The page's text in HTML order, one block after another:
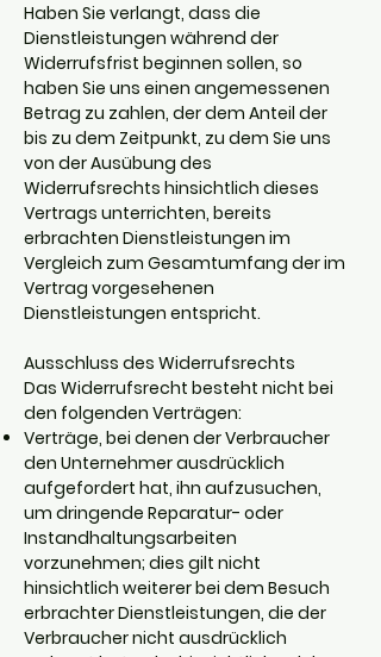
Haben Sie verlangt, dass die
Dienstleistungen während der
Widerrufsfrist beginnen sollen, so
haben Sie uns einen angemessenen
Betrag zu zahlen, der dem Anteil der
bis zu dem Zeitpunkt, zu dem Sie uns
von der Ausübung des
Widerrufsrechts hinsichtlich dieses
Vertrags unterrichten, bereits
erbrachten Dienstleistungen im
Vergleich zum Gesamtumfang der im
Vertrag vorgesehenen
Dienstleistungen entspricht.
Ausschluss des Widerrufsrechts
Das Widerrufsrecht besteht nicht bei
den folgenden Verträgen:
Verträge, bei denen der Verbraucher
den Unternehmer ausdrücklich
aufgefordert hat, ihn aufzusuchen,
um dringende Reparatur- oder
Instandhaltungsarbeiten
vorzunehmen; dies gilt nicht
hinsichtlich weiterer bei dem Besuch
erbrachter Dienstleistungen, die der
Verbraucher nicht ausdrücklich